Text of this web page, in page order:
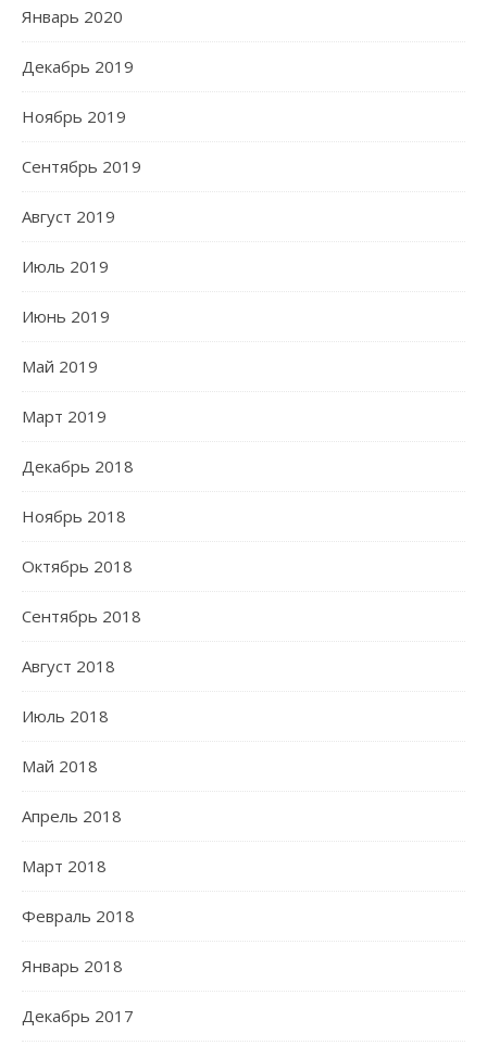
Январь 2020
Декабрь 2019
Ноябрь 2019
Сентябрь 2019
Август 2019
Июль 2019
Июнь 2019
Май 2019
Март 2019
Декабрь 2018
Ноябрь 2018
Октябрь 2018
Сентябрь 2018
Август 2018
Июль 2018
Май 2018
Апрель 2018
Март 2018
Февраль 2018
Январь 2018
Декабрь 2017